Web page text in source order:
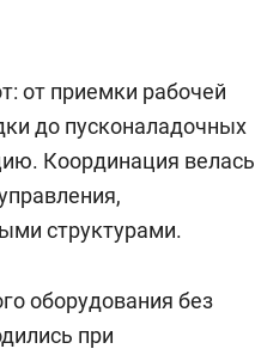
от приемки рабочей
до пусконаладочных
Координация велась
структурами.
оборудования без
при